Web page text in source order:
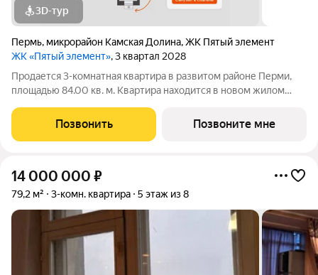
3D-тур
Пермь, микрорайон Камская Долина,ЖК Пятый элемент
ЖК «Пятый элемент», 3 квартал 2028
Продается 3-комнатная квартира в развитом районе Перми,
площадью 84.00 кв. м. Квартира находится в новом жилом
«Железно». Проект «Пятый Элемент» это полноценный город
в городе, где в пределах 15
Позвонить Позвоните мне
14 000 000 ₽
79,2 м² 3-комн. квартира 5 этаж из 8